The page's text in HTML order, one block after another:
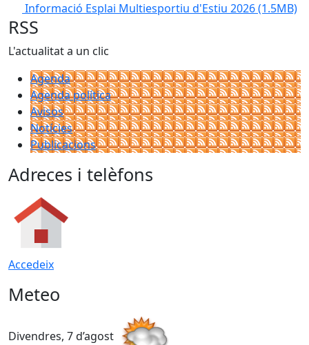
Informació Esplai Multiesportiu d'Estiu 2026(1.5MB)
RSS
L'actualitat a un clic
Agenda
Agenda política
Avisos
Notícies
Publicacions
Adreces i telèfons
Accedeix
Meteo
Divendres, 7 d’agost